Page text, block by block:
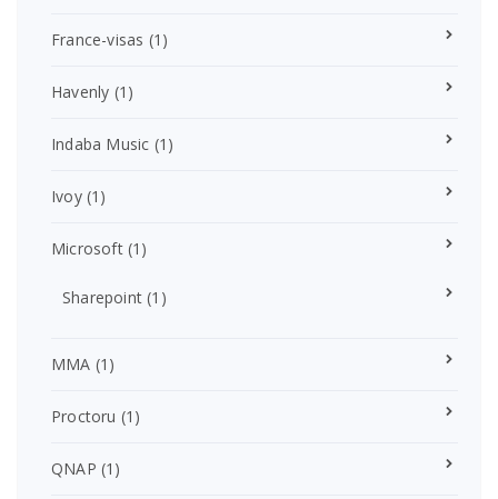
France-visas (1)
Havenly (1)
Indaba Music (1)
Ivoy(1)
Microsoft(1)
Sharepoint (1)
MMA (1)
Proctoru (1)
QNAP (1)